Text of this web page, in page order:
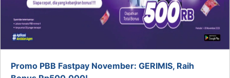
Promo PBB Fastpay November: GERIMIS, Raih